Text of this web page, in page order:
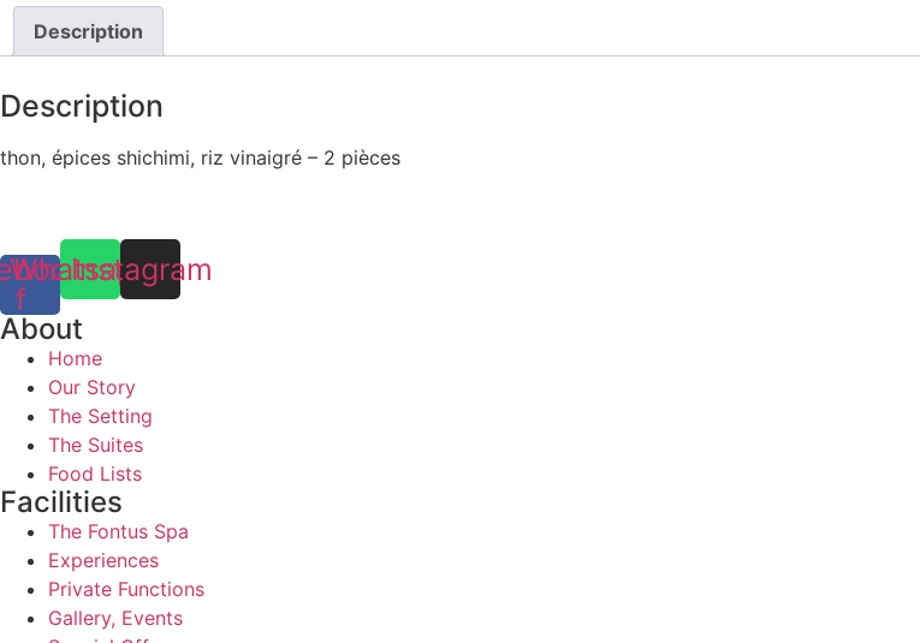
Description
Description
thon, épices shichimi, riz vinaigré – 2 pièces
f
Whatsapp
Instagram
About
Home
Our Story
The Setting
The Suites
Food Lists
Facilities
The Fontus Spa
Experiences
Private Functions
Gallery, Events